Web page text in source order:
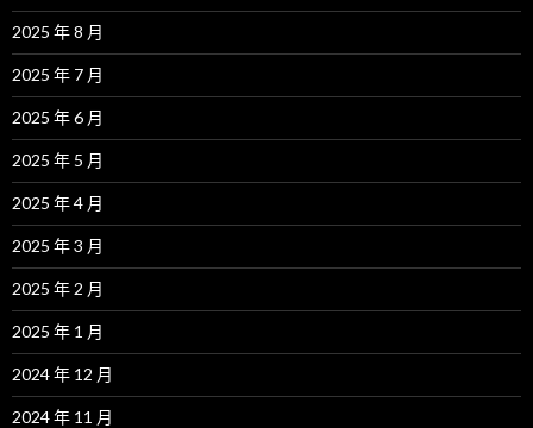
2025 年 8 月
2025 年 7 月
2025 年 6 月
2025 年 5 月
2025 年 4 月
2025 年 3 月
2025 年 2 月
2025 年 1 月
2024 年 12 月
2024 年 11 月